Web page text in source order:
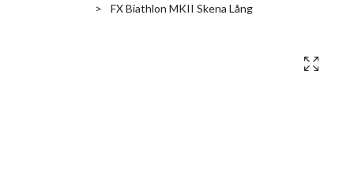
FX Biathlon MKII Skena Lång